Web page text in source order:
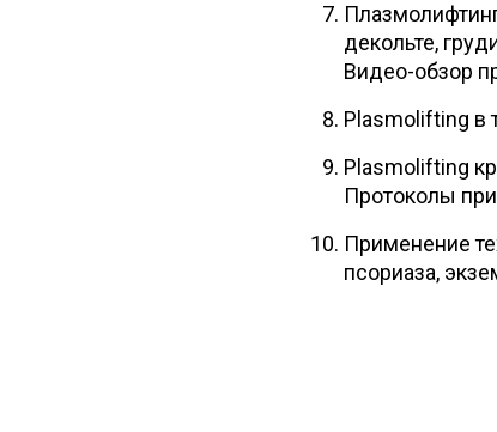
декольте,
Видео-обзор
Plasmolifting в
Plasmolifting
Протоколы
Применение
псориаза,